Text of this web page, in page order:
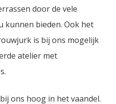
door de vele
kunnen bieden. Ook het
is bij ons mogelijk
atelier met
ons hoog in het vaandel.